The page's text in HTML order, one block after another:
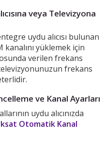
veya Televizyona
uydu alıcısı bulunan
yüklemek için
verilen frekans
frekans
ve Kanal Ayarları
uydu alıcınızda
Otomatik Kanal